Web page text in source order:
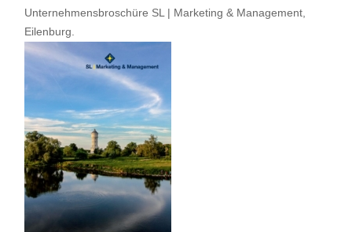
Unternehmensbroschüre SL | Marketing & Management,
Eilenburg.